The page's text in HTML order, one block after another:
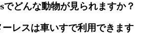
でどんな動物が見られますか？
レスは車いすで利用できます